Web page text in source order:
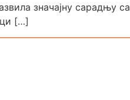
значајну сарадњу са
[…]